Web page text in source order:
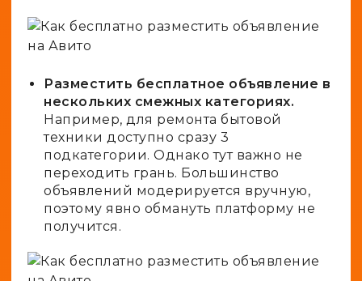
Разместить бесплатное объявление в
нескольких смежных категориях.
Например, для ремонта бытовой
техники доступно сразу 3
подкатегории. Однако тут важно не
переходить грань. Большинство
объявлений модерируется вручную,
поэтому явно обмануть платформу не
получится.